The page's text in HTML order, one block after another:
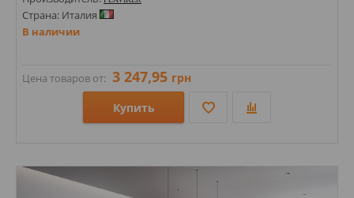
Страна: Италия
В наличии
Цена товаров от: 3 247,95 грн
Купить
Стили: Под мрамор; Оникс;